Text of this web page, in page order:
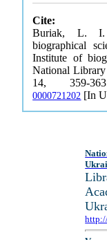
Cite:
Buriak, L. I.
biographical
Institute of
National
14, 359-
0000721202 [In